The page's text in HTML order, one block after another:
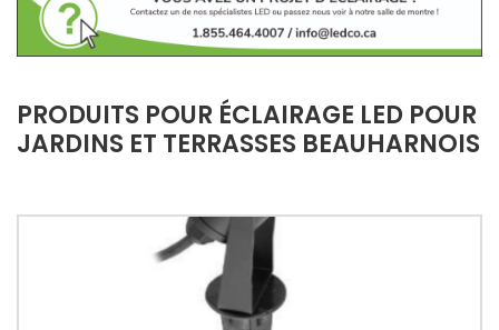
PRODUITS POUR ÉCLAIRAGE LED POUR
JARDINS ET TERRASSES BEAUHARNOIS